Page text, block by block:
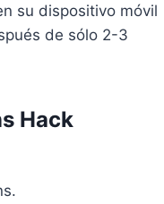
su dispositivo móvil
de sólo 2-3
Hack